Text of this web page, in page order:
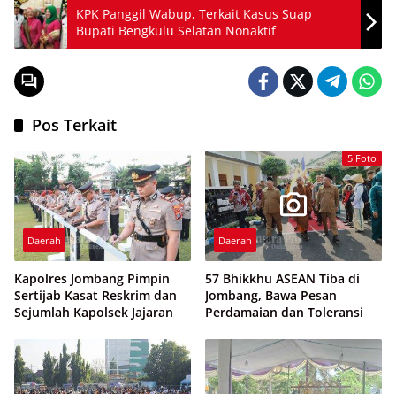
KPK Panggil Wabup, Terkait Kasus Suap
Bupati Bengkulu Selatan Nonaktif
Pos Terkait
Daerah
Kapolres Jombang Pimpin
Sertijab Kasat Reskrim dan
Sejumlah Kapolsek Jajaran
5 Foto
Daerah
57 Bhikkhu ASEAN Tiba di
Jombang, Bawa Pesan
Perdamaian dan Toleransi